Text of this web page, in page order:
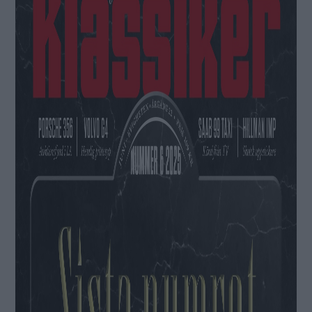
Hobbyn & jag
Calle och Mazda 323
En oansenlig annons på en oansenlig bil får Calle att
dra till Bergslagen och återse en osannolik lågmilare.
Strålkastarplastens glans
Dimmiga strålkastare ställer till det för sikten och i
besiktningen. Så här blir skenet som nytt igen!
KlassikerguidenSaab 9000 Aero
Saabs häftigaste 9000-version blir allt mer attraktiv ju
mer tiden går. Här är din guide till rätt exemplar.